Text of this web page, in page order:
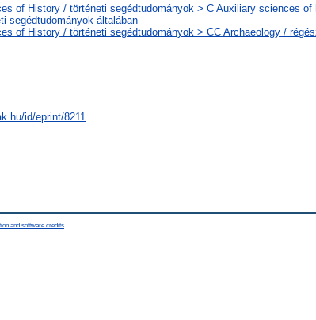
of History / történeti segédtudományok > C Auxiliary sciences of
segédtudományok általában
of History / történeti segédtudományok > CC Archaeology /
id/eprint/8211
and software credits